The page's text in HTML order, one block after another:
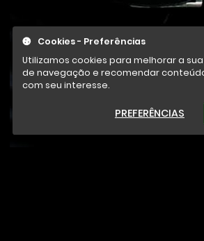
Cookies - Preferências
Utilizamos cookies para melhorar a
de navegação e recomendar
com seu interesse.
PREFERÊNCIAS